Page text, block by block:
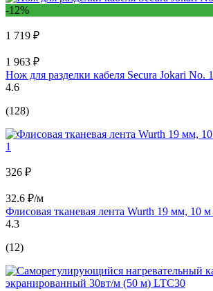
-12%
1 719 ₽
1 963 ₽
Нож для разделки кабеля Secura Jokari No.
4.6
(128)
326 ₽
32.6 ₽/м
Флисовая тканевая лента Wurth 19 мм, 10 м
4.3
(12)